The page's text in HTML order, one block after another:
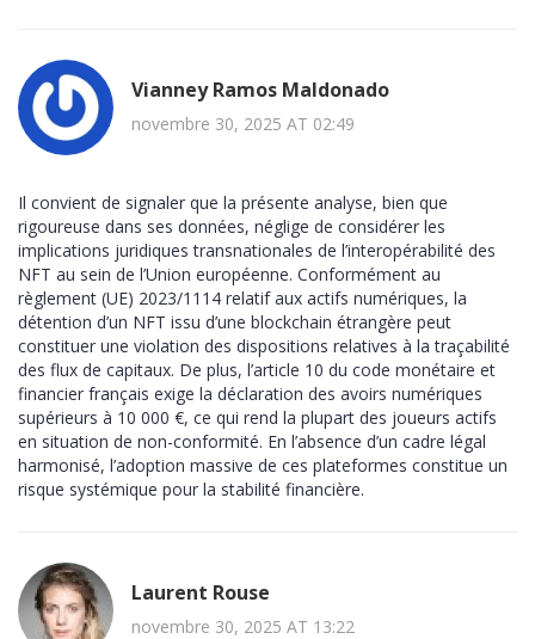
Vianney Ramos Maldonado
novembre 30, 2025 AT 02:49
Il convient de signaler que la présente analyse, bien que
rigoureuse dans ses données, néglige de considérer les
implications juridiques transnationales de l’interopérabilité des
NFT au sein de l’Union européenne. Conformément au
règlement (UE) 2023/1114 relatif aux actifs numériques, la
détention d’un NFT issu d’une blockchain étrangère peut
constituer une violation des dispositions relatives à la traçabilité
des flux de capitaux. De plus, l’article 10 du code monétaire et
financier français exige la déclaration des avoirs numériques
supérieurs à 10 000 €, ce qui rend la plupart des joueurs actifs
en situation de non-conformité. En l’absence d’un cadre légal
harmonisé, l’adoption massive de ces plateformes constitue un
risque systémique pour la stabilité financière.
Laurent Rouse
novembre 30, 2025 AT 13:22